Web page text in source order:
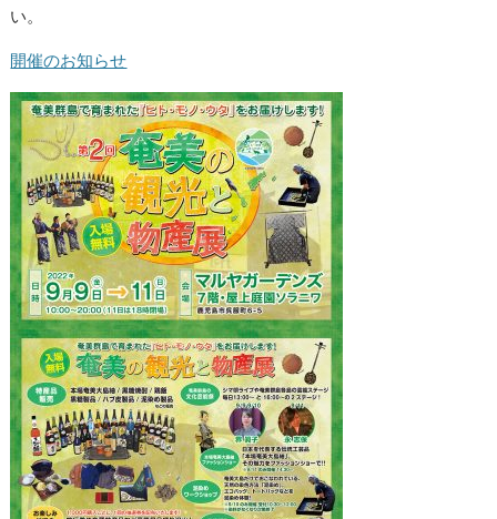
い。
開催のお知らせ